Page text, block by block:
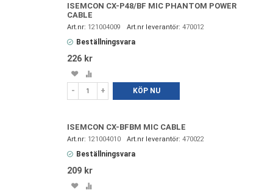
ISEMCON CX-P48/BF MIC PHANTOM POWER
CABLE
121004009 470012
Beställningsvara
226 kr
Spara
i
favoriter
Lägg
till
- + KÖP NU
ISEMCON CX-BFBM MIC CABLE
121004010 470022
Beställningsvara
209 kr
SparaLägg